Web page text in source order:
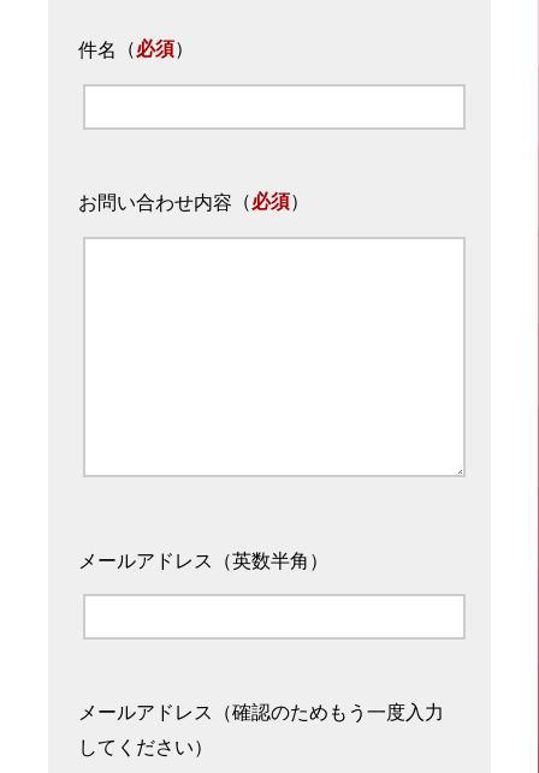
件名 （必須）
お問い合わせ内容 （必須）
メールアドレス（英数半角）
メールアドレス（確認のためもう一度入力
してください）